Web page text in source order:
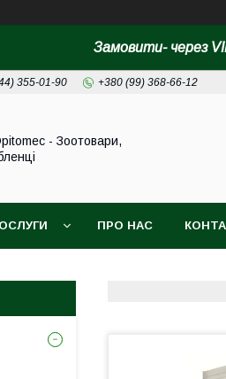
Замовити- через
355-01-90 +380 (99) 368-66-12
- Зоотовари,
ПРО НАС